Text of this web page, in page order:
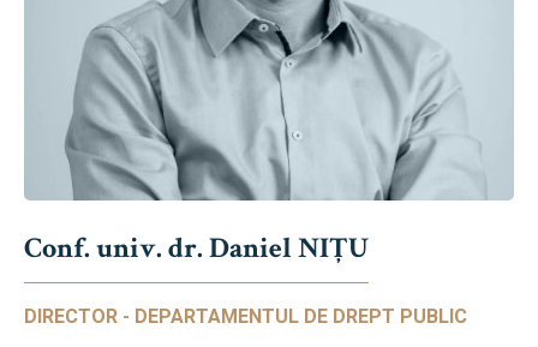
Conf. univ. dr. Daniel NIŢU
DIRECTOR - DEPARTAMENTUL DE DREPT PUBLIC